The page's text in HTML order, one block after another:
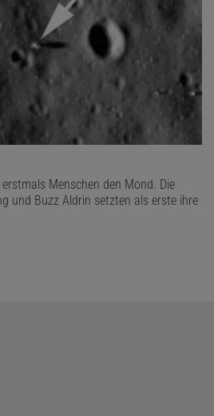
Menschen den Mond. Die
und Buzz Aldrin setzten als erste ihre